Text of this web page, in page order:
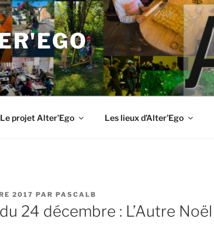
Le projet Alter’Ego Les lieux d’Alter’Ego
2017 PAR PASCALB
24 décembre : L’Autre Noël